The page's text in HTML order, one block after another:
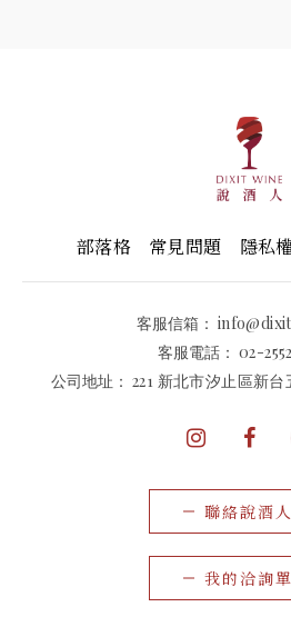
部落格 常見問題 隱私
客服信箱：
客服電話：02-
公司地址： 221 新北市汐止區新
聯絡說酒人
我的洽詢單